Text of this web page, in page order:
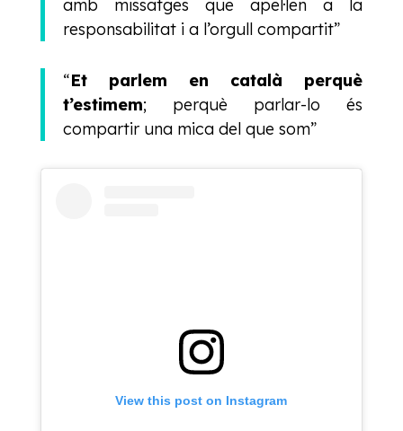
amb missatges que apel·len a la
responsabilitat i a l’orgull compartit”
“Et parlem en català perquè
t’estimem; perquè parlar-lo és
compartir una mica del que som”
View this post on Instagram